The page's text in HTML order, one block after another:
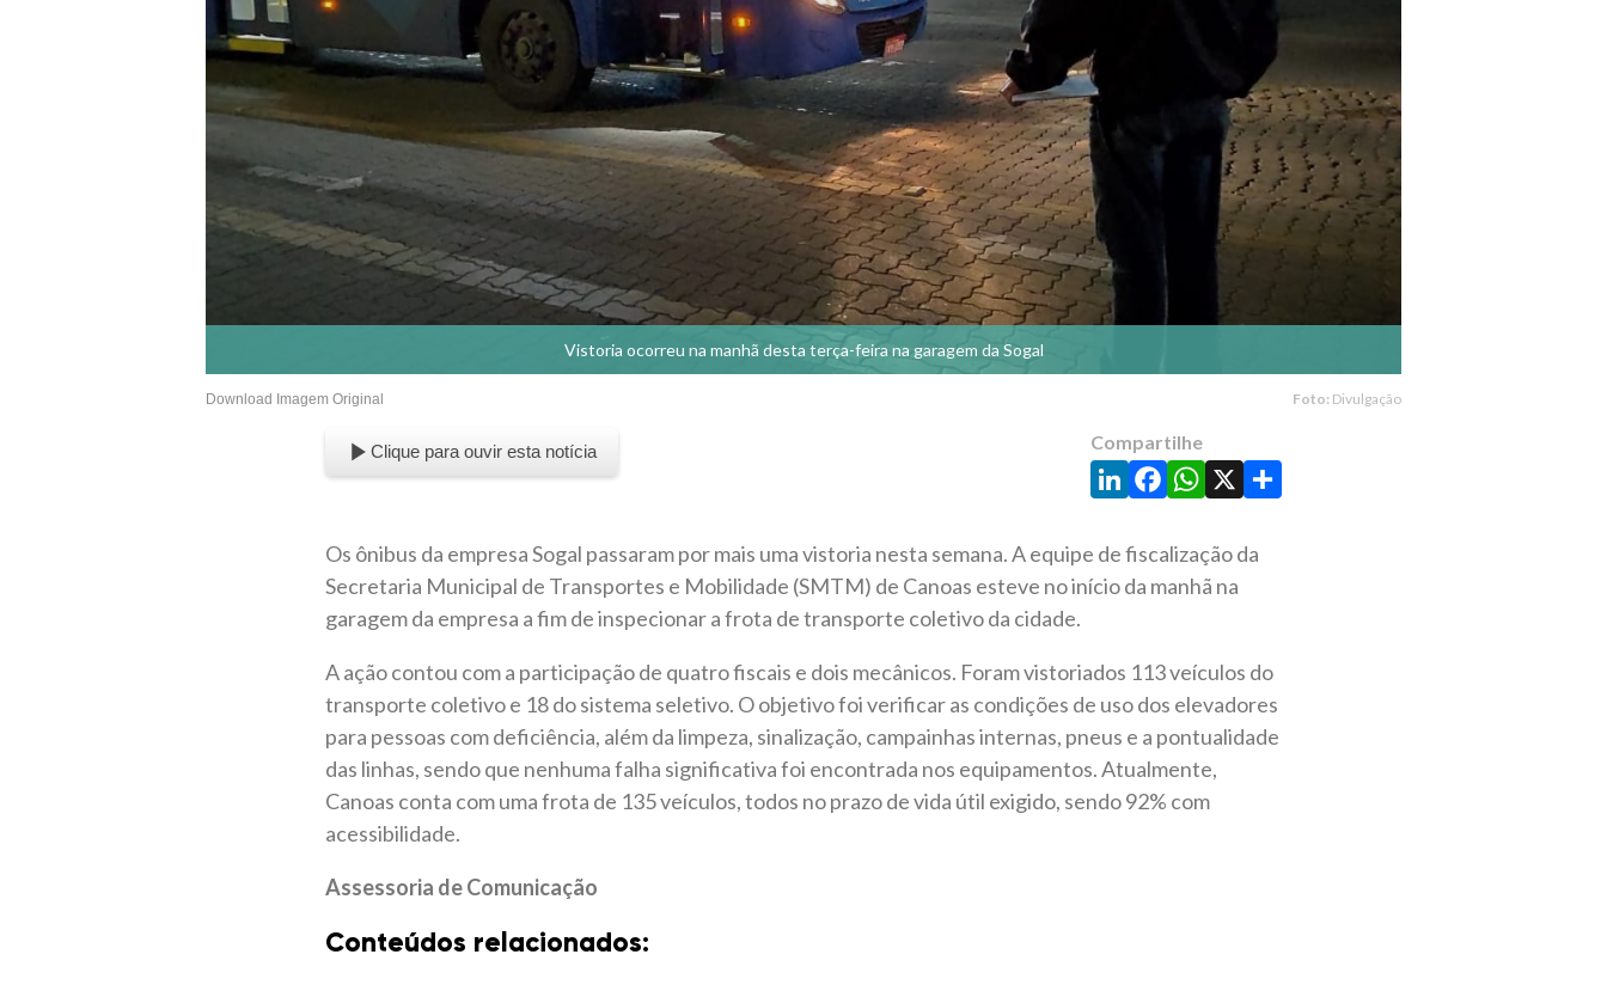
Vistoria ocorreu na manhã desta terça-feira na garagem da Sogal
Download Imagem Original Foto: Divulgação
Clique para ouvir esta notícia Compartilhe
LinkedIn
Facebook
WhatsApp
X Share
Os ônibus da empresa Sogal passaram por mais uma vistoria nesta semana. A equipe de fiscalização da
Secretaria Municipal de Transportes e Mobilidade (SMTM) de Canoas esteve no início da manhã na
garagem da empresa a fim de inspecionar a frota de transporte coletivo da cidade.
A ação contou com a participação de quatro fiscais e dois mecânicos. Foram vistoriados 113 veículos do
transporte coletivo e 18 do sistema seletivo. O objetivo foi verificar as condições de uso dos elevadores
para pessoas com deficiência, além da limpeza, sinalização, campainhas internas, pneus e a pontualidade
das linhas, sendo que nenhuma falha significativa foi encontrada nos equipamentos. Atualmente,
Canoas conta com uma frota de 135 veículos, todos no prazo de vida útil exigido, sendo 92% com
acessibilidade.
Assessoria de Comunicação
Conteúdos relacionados: